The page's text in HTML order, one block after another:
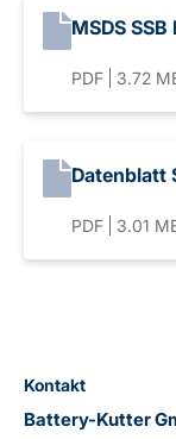
MSDS
PDF 3.72
Datenblatt
PDF 3.01
Kontakt
Battery-Kutter